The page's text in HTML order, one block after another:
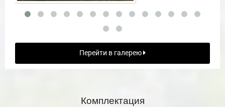
Перейти в галерею
Комплектация